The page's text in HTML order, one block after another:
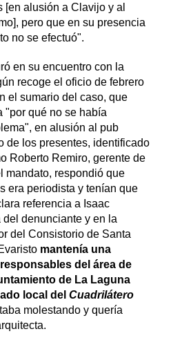
[en alusión a Clavijo y al
pero que en su presencia
no se efectuó".
en su encuentro con la
recoge el oficio de febrero
el sumario del caso, que
"por qué no se había
en alusión al pub
de los presentes, identificado
Roberto Remiro, gerente de
mandato, respondió que
era periodista y tenían que
referencia a Isaac
del denunciante y en la
del Consistorio de Santa
mantenía una
del área de
de La Laguna
local del Cuadrilátero
molestando y quería